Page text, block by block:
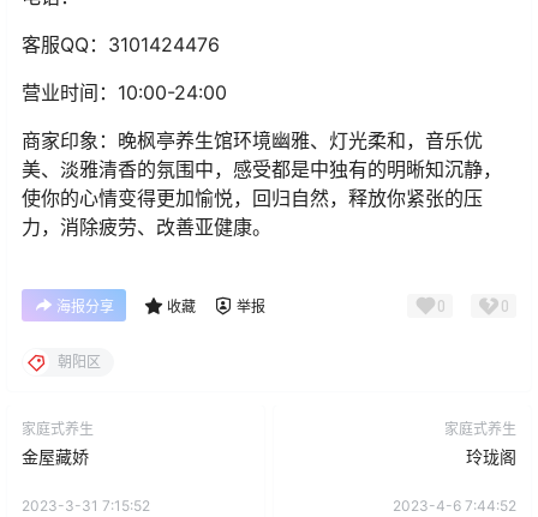
客服QQ：3101424476
营业时间： 10:00-24:00
商家印象：晚枫亭养生馆环境幽雅、灯光柔和，音乐优
美、淡雅清香的氛围中，感受都是中独有的明晰知沉静，
使你的心情变得更加愉悦，回归自然，释放你紧张的压
力，消除疲劳、改善亚健康。
海报分享 收藏 举报 0 0
朝阳区
家庭式养生
金屋藏娇
2023-3-31 7:15:52
家庭式养生
玲珑阁
2023-4-6 7:44:52